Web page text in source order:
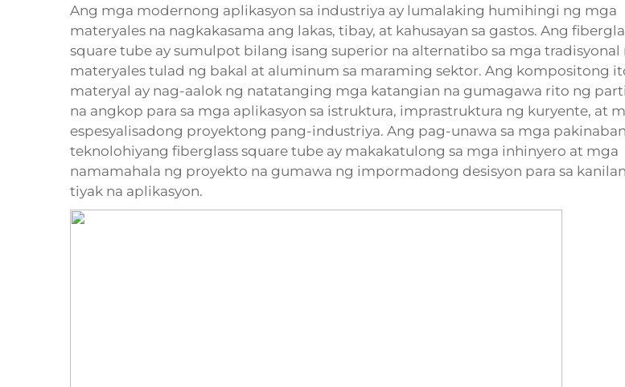
Ang mga modernong aplikasyon sa industriya ay lumalaking humihingi ng mga
materyales na nagkakasama ang lakas, tibay, at kahusayan sa gastos. Ang
square tube ay sumulpot bilang isang superior na alternatibo sa mga tradisyonal
materyales tulad ng bakal at aluminum sa maraming sektor. Ang kompositong
materyal ay nag-aalok ng natatanging mga katangian na gumagawa rito ng
na angkop para sa mga aplikasyon sa istruktura, imprastruktura ng kuryente, at
espesyalisadong proyektong pang-industriya. Ang pag-unawa sa mga
teknolohiyang fiberglass square tube ay makakatulong sa mga inhinyero at mga
namamahala ng proyekto na gumawa ng impormadong desisyon para sa
tiyak na aplikasyon.